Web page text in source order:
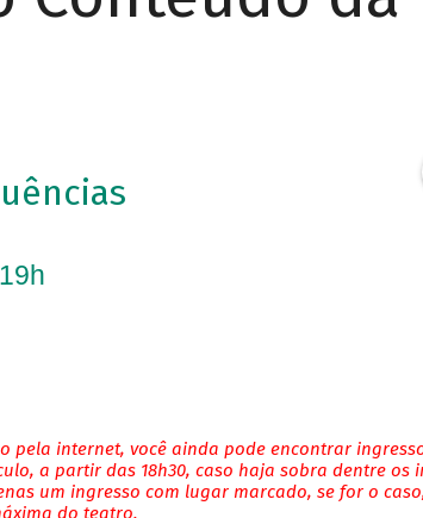
pela internet, você ainda pode encontrar
a partir das 18h30, caso haja sobra dentre os
um ingresso com lugar marcado, se for o